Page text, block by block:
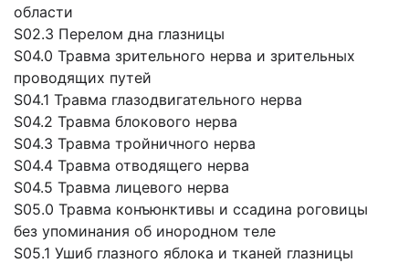
области
S02.3 Перелом дна глазницы
S04.0 Травма зрительного нерва и зрительных
проводящих путей
S04.1 Травма глазодвигательного нерва
S04.2 Травма блокового нерва
S04.3 Травма тройничного нерва
S04.4 Травма отводящего нерва
S04.5 Травма лицевого нерва
S05.0 Травма конъюнктивы и ссадина роговицы
без упоминания об инородном теле
S05.1 Ушиб глазного яблока и тканей глазницы